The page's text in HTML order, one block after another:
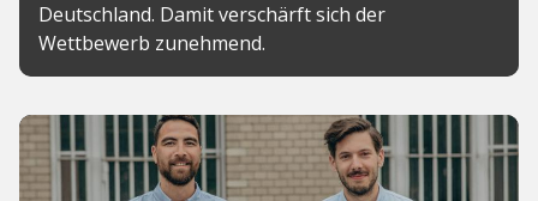
Deutschland. Damit verschärft sich der
Wettbewerb zunehmend.